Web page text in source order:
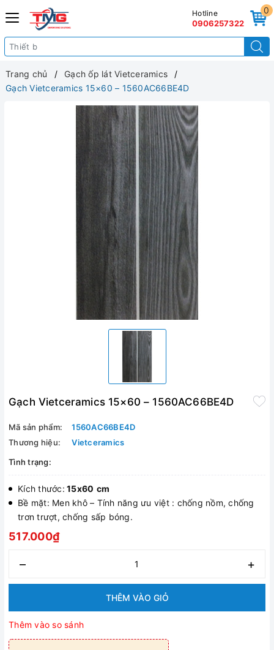
0
Hotline
0906257322
Trang chủ
Gạch ốp lát Vietceramics
Gạch Vietceramics 15×60 – 1560AC66BE4D
Gạch Vietceramics 15×60 – 1560AC66BE4D
Mã sản phẩm:
1560AC66BE4D
Thương hiệu:
Vietceramics
Tình trạng:
Kích thước: 15x60 cm
Bề mặt: Men khô – Tính năng ưu việt : chống nồm, chống
trơn trượt, chống sấp bóng.
517.000₫
– +
THÊM VÀO GIỎ
Thêm vào so sánh